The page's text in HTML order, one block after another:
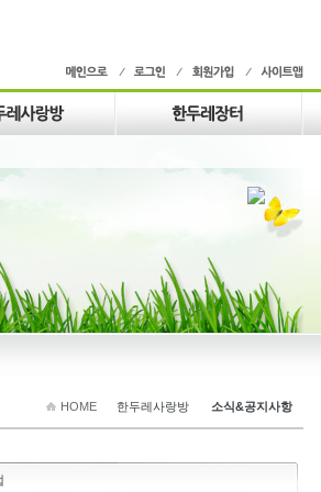
HOME 한두레사랑방 소식&공지사항